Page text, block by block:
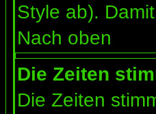
Style ab).
Nach oben
Die Zeiten
Die Zeiten